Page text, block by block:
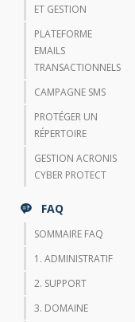
ET GESTION
PLATEFORME
EMAILS
TRANSACTIONNELS
CAMPAGNE SMS
PROTÉGER UN
RÉPERTOIRE
GESTION ACRONIS
CYBER PROTECT
FAQ
SOMMAIRE FAQ
1. ADMINISTRATIF
2. SUPPORT
3. DOMAINE